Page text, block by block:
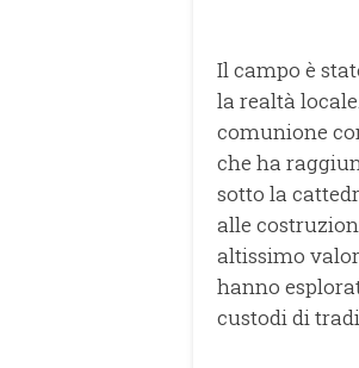
Il campo è
la realtà
comunione
che ha
sotto la
alle
altissimo
hanno
custodi di